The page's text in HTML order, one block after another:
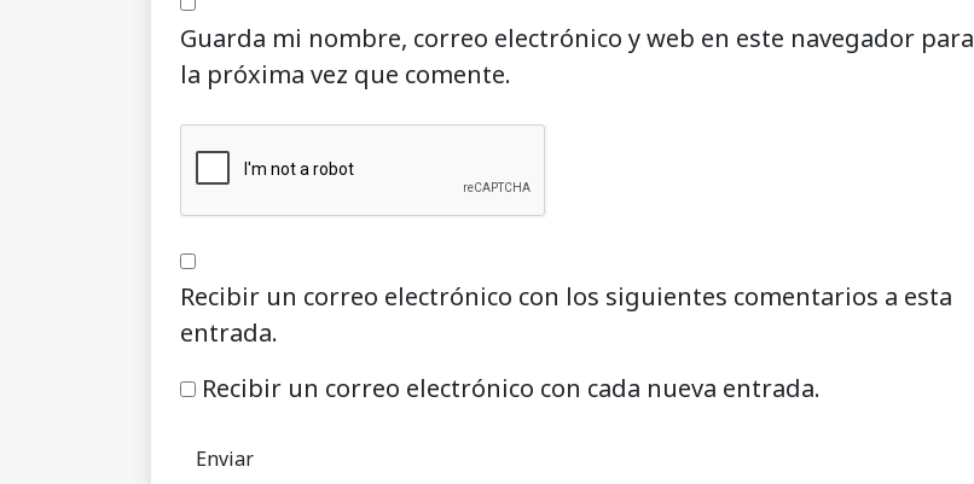
Guarda mi nombre, correo electrónico y web en este navegador para
la próxima vez que comente.
Recibir un correo electrónico con los siguientes comentarios a esta
entrada.
Recibir un correo electrónico con cada nueva entrada.